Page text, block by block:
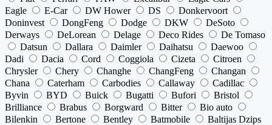
Eagle
E-Car DW Hower DS
Donkervoort
Doninvest
DongFeng Dodge DKW
DeSoto
Derways
DeLorean Delage Deco Rides
De Tomaso
Datsun
Dallara Daimler Daihatsu
Daewoo
Dadi
Dacia Cord Coggiola Cizeta
Citroen
Chrysler
Chery Changhe ChangFeng
Changan
Chana
Caterham Carbodies Callaway
Cadillac
Byvin
BYD Buick Bugatti Bufori
Bristol
Brilliance
Brabus Borgward Bitter
Bio auto
Bilenkin
Bertone Bentley Batmobile
Baltijas Dzips